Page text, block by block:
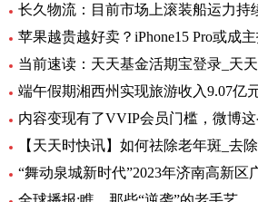
苹果越贵越好卖？iPhone15 Pro或成
当前速读：天天基金活期宝登录_天
端午假期湘西州实现旅游收入9.07亿
内容变现有了VVIP会员门槛，微博
【天天时快讯】如何祛除老年斑_去
“舞动泉城新时代”2023年济南高新区